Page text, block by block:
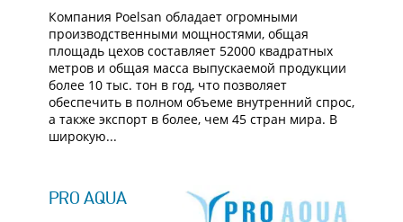
Компания Poelsan обладает огромными
производственными мощностями, общая
площадь цехов составляет 52000 квадратных
метров и общая масса выпускаемой продукции
более 10 тыс. тон в год, что позволяет
обеспечить в полном объеме внутренний спрос,
а также экспорт в более, чем 45 стран мира. В
широкую...
PRO AQUA